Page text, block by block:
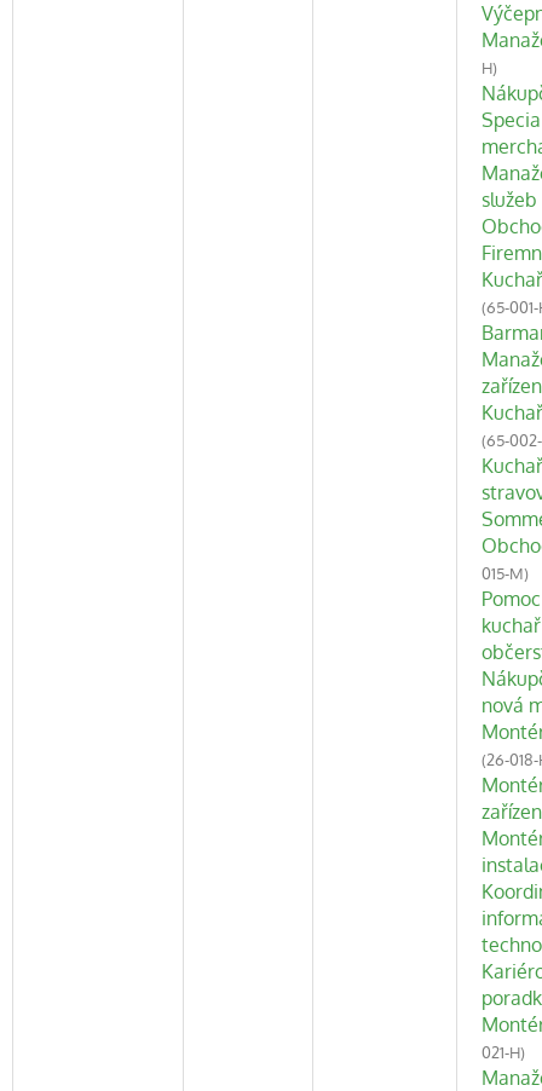
H)
služeb
(65-001-
(65-
015-M)
nová
(26-018-
021-H)